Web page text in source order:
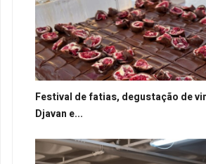
Festival de fatias, degustação de
Djavan e...